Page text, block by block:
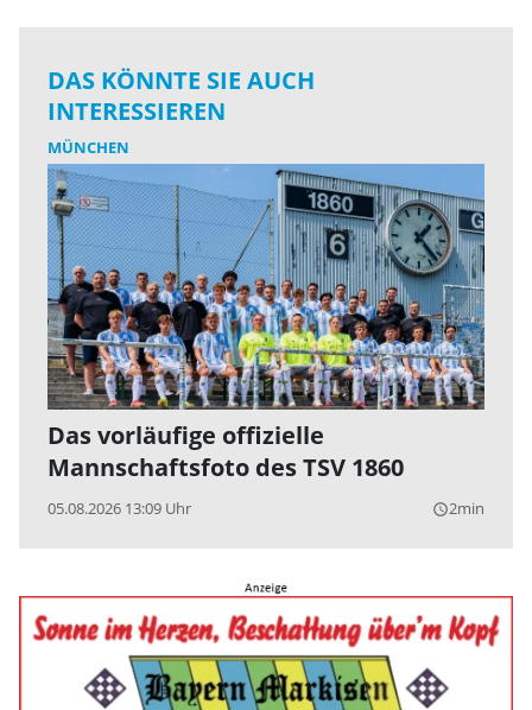
DAS KÖNNTE SIE AUCH
INTERESSIEREN
MÜNCHEN
Das vorläufige offizielle
Mannschaftsfoto des TSV 1860
05.08.2026 13:09 Uhr query_builder2min